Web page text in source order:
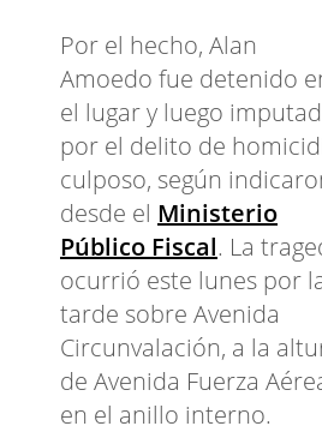
Por el hecho, Alan
Amoedo fue detenido
el lugar y luego
por el delito de
culposo, según
desde el Ministerio
Público Fiscal. La
ocurrió este lunes por
tarde sobre Avenida
Circunvalación, a la
de Avenida Fuerza
en el anillo interno.